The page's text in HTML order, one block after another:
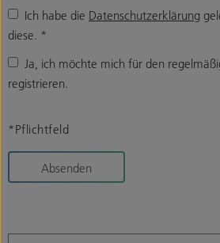
Ich habe die Datenschutzerklärung
diese. *
Ja, ich möchte mich für den
registrieren.
*Pflichtfeld
Absenden